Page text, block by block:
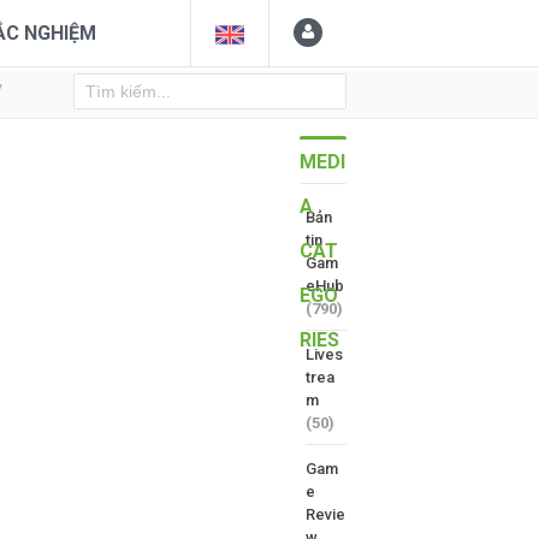
NGHIỆM
MEDI
A
CAT
EGO
RIES
Bản
tin
Gam
eHub
(790)
Lives
trea
m
(50)
Gam
e
Revie